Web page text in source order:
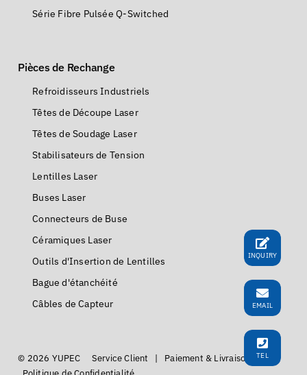
Série Fibre Pulsée Q-Switched
Pièces de Rechange
Refroidisseurs Industriels
Têtes de Découpe Laser
Têtes de Soudage Laser
Stabilisateurs de Tension
Lentilles Laser
Buses Laser
Connecteurs de Buse
Céramiques Laser
Outils d'Insertion de Lentilles
Bague d'étanchéité
Câbles de Capteur
© 2026 YUPEC Service Client | Paiement & Livraison
|
INQUIRY
EMAIL
TEL